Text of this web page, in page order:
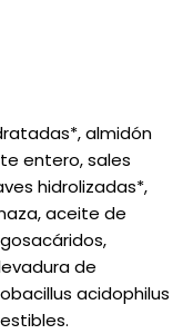
almidón
entero, sales
hidrolizadas*,
aceite de
de
acidophilus